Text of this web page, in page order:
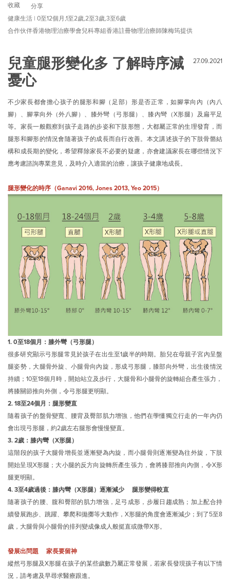
收藏
分享
健康生活 | 0至12個月,1至2歲,2至3歲,3至6歲
合作伙伴香港物理治療學會兒科專組香港註冊物理治療師陳梅筠提供
兒童腿形變化多 了解時序減
憂心
27.09.2021
不少家長都會擔心孩子的腿形和腳（足部）形是否正常，如腳掌向內（內八
腳）、腳掌向外（外八腳）、膝外彎（弓形腿）、膝內彎（X形腿）及扁平足
等。家長一般觀察到孩子走路的步姿和下肢形態，大都屬正常的生理發育，而
腿形和腳形的情況會隨著孩子的成長而自行改善。本文講述孩子的下肢骨骼結
構和成長期的變化，希望釋除家長不必要的疑慮，亦會建議家長在哪些情況下
應考慮諮詢專業意見，及時介入適當的治療，讓孩子健康地成長。
腿形變化的時序（Ganavi 2016, Jones 2013, Yeo 2015）
1. 0至18個月：膝外彎（弓形腿）
很多研究顯示弓形腿常見於孩子在出生至1歲半的時期。胎兒在母親子宮內呈盤
腿姿勢，大腿骨外旋、小腿骨向內旋，形成弓形腿，膝部向外彎，出生後情況
持續；10至18個月時，開始站立及步行，大腿骨和小腿骨的旋轉組合產生張力，
將膝關節推向外側，令弓形腿更明顯。
2. 18至24個月：腿形變直
隨着孩子的盤骨變寬、腰背及臀部肌力增強，他們在學懂獨立行走的一年內仍
會出現弓形腿，約2歲左右腿形會慢慢變直。
3. 2歲：膝內彎（X形腿）
這階段的孩子大腿骨增長並逐漸變為內旋，而小腿骨則逐漸變為往外旋，下肢
開始呈現X形腿；大小腿的反方向旋轉所產生張力，會將膝部推向內側，令X形
腿更明顯。
4. 3至4歲過後：膝內彎（X形腿）逐漸減少 腿形變得較直
隨著孩子的腰、腹和臀部的肌力增強，足弓成形，步履日趨成熟；加上配合持
續發展跑步、跳躍、攀爬和拋擲等大動作，X形腿的角度會逐漸減少；到了5至8
歲，大腿骨與小腿骨的排列變成像成人般挺直或微帶X形。
發展出問題 家長要留神
縱然弓形腿及X形腿在孩子的某些歲數乃屬正常發展，若家長發現孩子有以下情
況，請考慮及早尋求醫療跟進。